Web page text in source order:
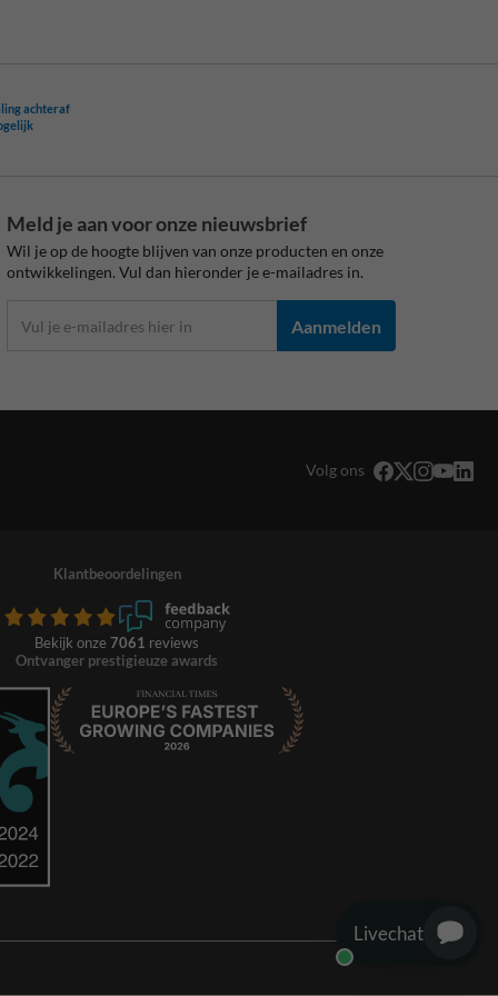
achteraf
Meld je aan voor onze nieuwsbrief
Wil je op de hoogte blijven van onze producten en onze
ontwikkelingen. Vul dan hieronder je e-mailadres in.
Aanmelden
Volg ons
Klantbeoordelingen
Bekijk onze 7061 reviews
Ontvanger prestigieuze awards
Livechat